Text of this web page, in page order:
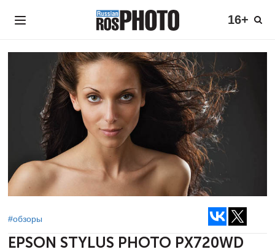
16+
#обзоры
EPSON STYLUS PHOTO PX720WD